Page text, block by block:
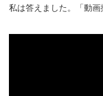
私は答えました。「動画